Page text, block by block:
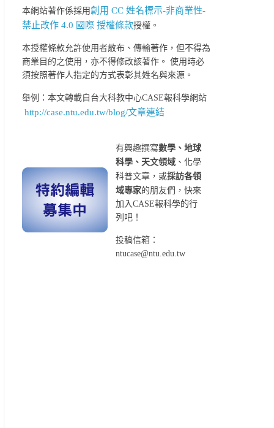
本網站著作係採用創用 CC 姓名標示-非商業性-
禁止改作 4.0 國際 授權條款授權。
本授權條款允許使用者散布、傳輸著作，但不得為
商業目的之使用，亦不得修改該著作。 使用時必
須按照著作人指定的方式表彰其姓名與來源。
舉例：本文轉載自台大科教中心CASE報科學網站
http://case.ntu.edu.tw/blog/文章連結
有興趣撰寫數學、地球
科學、天文領域 、化學
科普文章，或採訪各領
域專家的朋友們，快來
加入CASE報科學的行
列吧！
投稿信箱：
ntucase@ntu.edu.tw